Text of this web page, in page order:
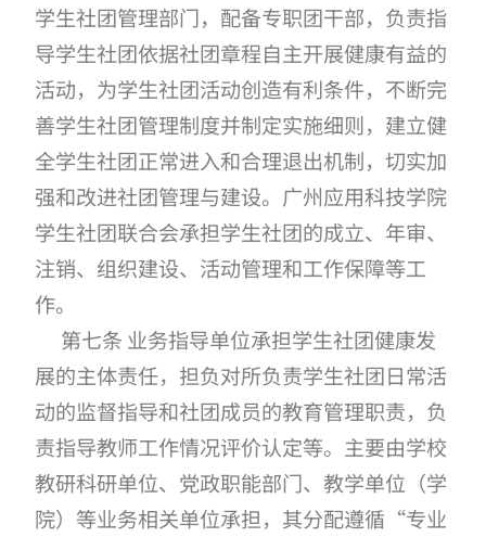
学生社团管理部门，配备专职团干部，负责指
导学生社团依据社团章程自主开展健康有益的
活动，为学生社团活动创造有利条件，不断完
善学生社团管理制度并制定实施细则，建立健
全学生社团正常进入和合理退出机制，切实加
强和改进社团管理与建设。广州应用科技学院
学生社团联合会承担学生社团的成立、年审、
注销、组织建设、活动管理和工作保障等工
作。
第七条 业务指导单位承担学生社团健康发
展的主体责任，担负对所负责学生社团日常活
动的监督指导和社团成员的教育管理职责，负
责指导教师工作情况评价认定等。主要由学校
教研科研单位、党政职能部门、教学单位（学
院）等业务相关单位承担，其分配遵循“专业